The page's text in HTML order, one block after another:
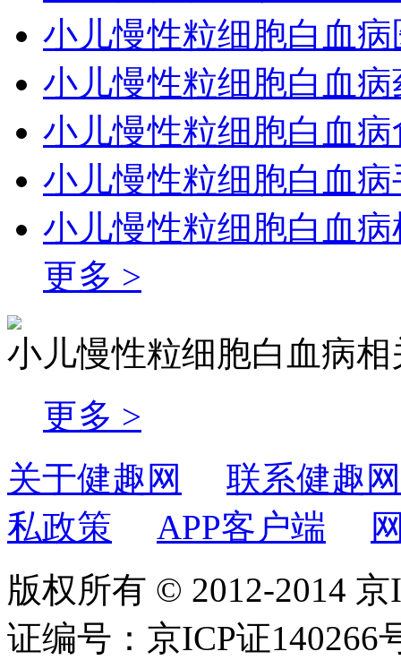
小儿慢性粒细胞白血
小儿慢性粒细胞白血
小儿慢性粒细胞白血
小儿慢性粒细胞白血
小儿慢性粒细胞白血
更多 >
小儿慢性粒细胞白血病相
更多 >
关于健趣网
联系健趣网
私政策
APP客户端
版权所有 © 2012-2014
证编号：京ICP证140266